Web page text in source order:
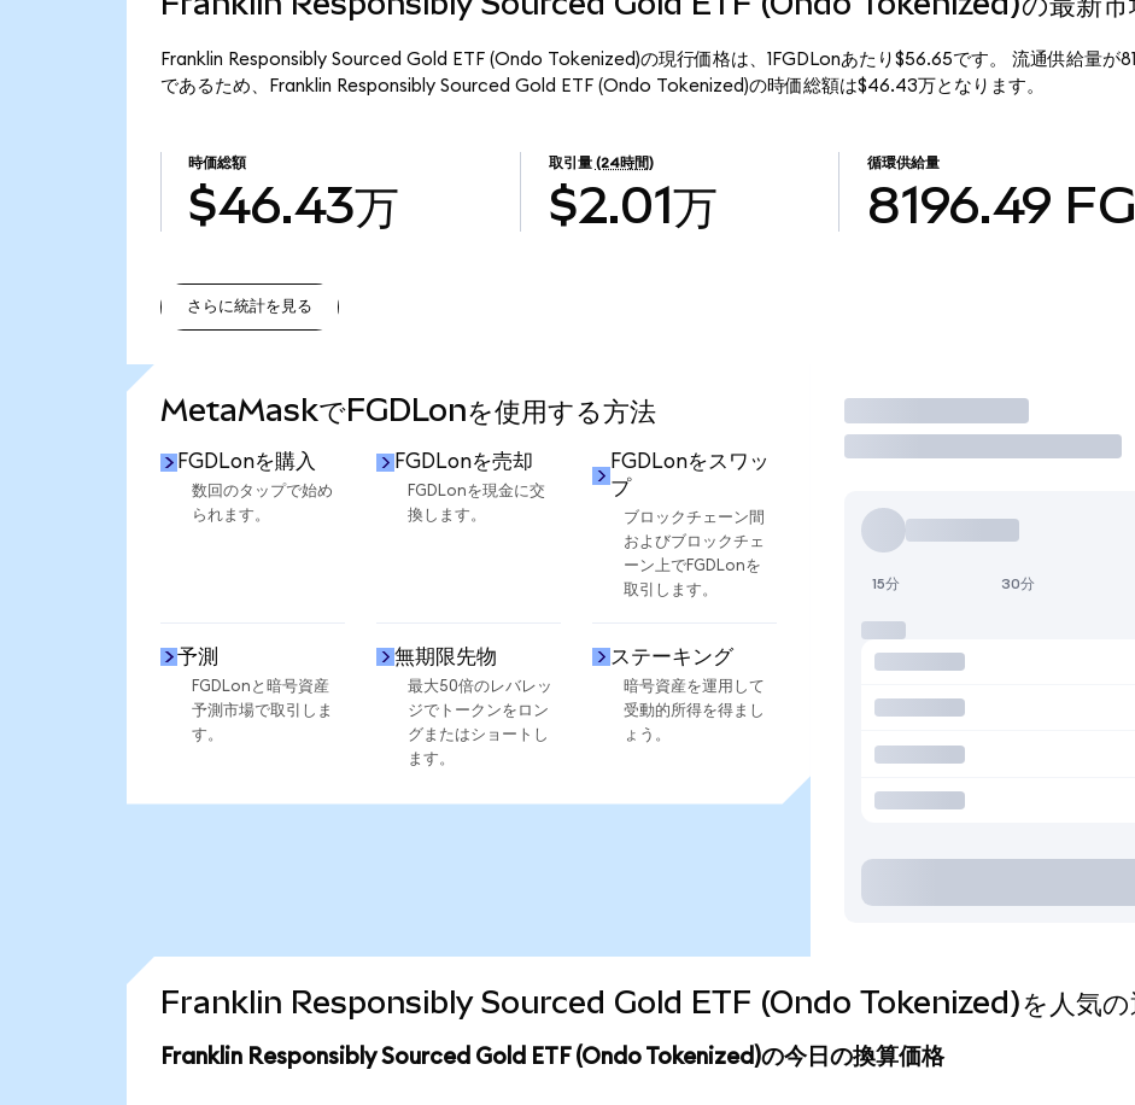
Franklin Responsibly Sourced Gold ETF (Ondo Tokenized)の現行価格は、1FGDLonあたり$56.65です。 流通供給量が
であるため、Franklin Responsibly Sourced Gold ETF (Ondo Tokenized)の時価総額は$46.43万となります。
時価総額
$46.43万
取引量 (24時間)
$2.01万
循環供給量
8196.49
さらに統計を見る
MetaMaskでFGDLonを使用する方法
FGDLonを購入
数回のタップで始め
られます。
FGDLonを売却
FGDLonを現金に交
換します。
FGDLonをスワッ
プ
ブロックチェーン間
およびブロックチェ
ーン上でFGDLonを
取引します。
予測
FGDLonと暗号資産
予測市場で取引しま
す。
無期限先物
最大50倍のレバレッ
ジでトークンをロン
グまたはショートし
ます。
ステーキング
暗号資産を運用して
受動的所得を得まし
ょう。
取引
15分 30分
Franklin Responsibly Sourced Gold ETF (Ondo Tokenized)を人気の通
Franklin Responsibly Sourced Gold ETF (Ondo Tokenized)の今日の換算価格